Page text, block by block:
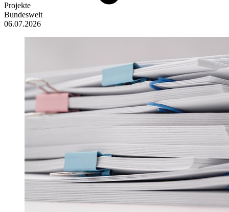
Projekte
Bundesweit
06.07.2026